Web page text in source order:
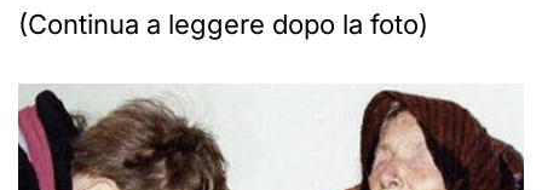
(Continua a leggere dopo la foto)